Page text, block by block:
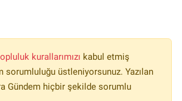
kurallarımızı kabul etmiş
sorumluluğu üstleniyorsunuz. Yazılan
Gündem hiçbir şekilde sorumlu